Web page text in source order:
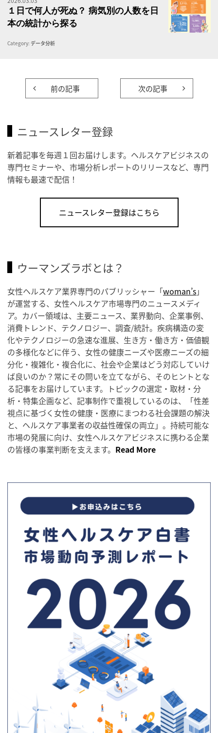
１日で何人が死ぬ？ 病気別の人数を日
本の統計から探る
Category: データ分析
前の記事 次の記事
ニュースレター登録
新着記事を毎週１回お届けします。ヘルスケアビジネスの
専門セミナーや、市場分析レポートのリリースなど、専門
情報も最速で配信！
ニュースレター登録はこちら
ウーマンズラボとは？
女性ヘルスケア業界専門のパブリッシャー「woman’s」
が運営する、女性ヘルスケア市場専門のニュースメディ
ア。カバー領域は、主要ニュース、業界動向、企業事例、
消費トレンド、テクノロジー、調査/統計。疾病構造の変
化やテクノロジーの急速な進展、生き方・働き方・価値観
の多様化などに伴う、女性の健康ニーズや医療ニーズの細
分化・複雑化・複合化に、社会や企業はどう対応していけ
ば良いのか？常にその問いを立てながら、そのヒントとな
る記事をお届けしています。トピックの選定・取材・分
析・特集企画など、記事制作で重視しているのは、「性差
視点に基づく女性の健康・医療にまつわる社会課題の解決
と、ヘルスケア事業者の収益性確保の両立」。持続可能な
市場の発展に向け、女性ヘルスケアビジネスに携わる企業
の皆様の事業判断を支えます。 Read More